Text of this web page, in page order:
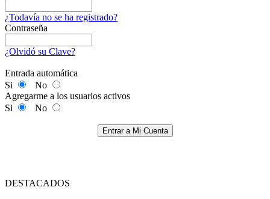
¿Todavía no se ha registrado?
Contraseña
¿Olvidó su Clave?
Entrada automática
Si
No
Agregarme a los usuarios activos
Si
No
Entrar a Mi Cuenta
DESTACADOS